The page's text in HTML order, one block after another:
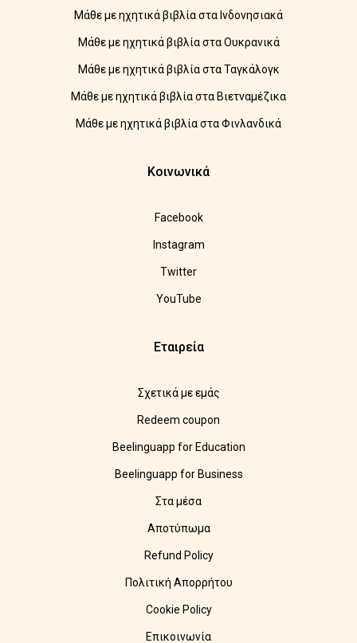
Μάθε με ηχητικά βιβλία στα Ινδονησιακά
Μάθε με ηχητικά βιβλία στα Ουκρανικά
Μάθε με ηχητικά βιβλία στα Ταγκάλογκ
Μάθε με ηχητικά βιβλία στα Βιετναμέζικα
Μάθε με ηχητικά βιβλία στα Φινλανδικά
Κοινωνικά
Facebook
Instagram
Twitter
YouTube
Εταιρεία
Σχετικά με εμάς
Redeem coupon
Beelinguapp for Education
Beelinguapp for Business
Στα μέσα
Αποτύπωμα
Refund Policy
Πολιτική Απορρήτου
Cookie Policy
Επικοινωνία